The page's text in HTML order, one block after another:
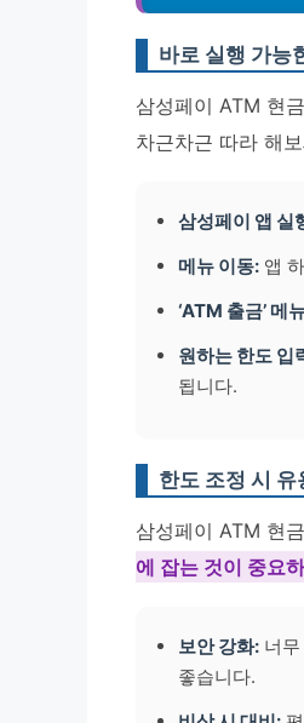
바로 실행 가능
삼성페이 ATM 현
차근차근 따라 해
삼성페이 앱 실
메뉴 이동: 앱
‘ATM 출금’ 메
원하는 한도 입
됩니다.
한도 조정 시 유
삼성페이 ATM 현
에 잡는 것이 중요
보안 강화: 너
좋습니다.